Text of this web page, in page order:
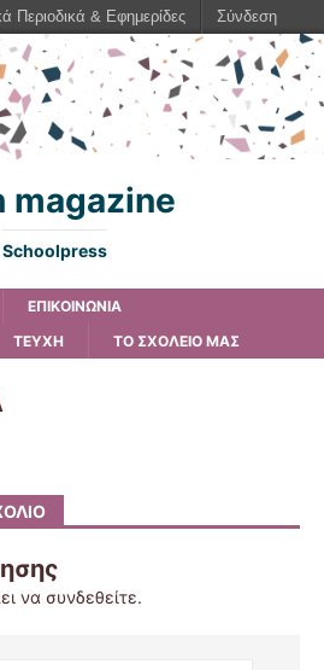
magazine
Schoolpress
ΕΠΙΚΟΙΝΩΝΙΑ
ΤΕΥΧΗ ΤΟ ΣΧΟΛΕΙΟ ΜΑΣ
να συνδεθείτε.
Περιοδικά & Εφημερίδες Σύνδεση